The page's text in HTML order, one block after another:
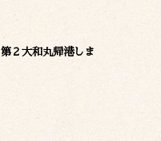
第２大和丸帰港しま